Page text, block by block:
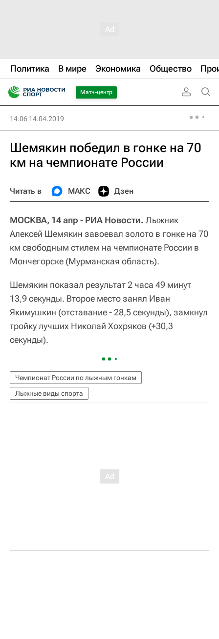
Политика В мире Экономика Общество
Матч-центр
14:06 14.04.2019
Шемякин победил в гонке на 70
км на чемпионате России
Читать в МАКС Дзен
МОСКВА, 14 апр - РИА Новости. Лыжник
Алексей Шемякин завоевал золото в гонке на 70
км свободным стилем на чемпионате России в
Мончегорске (Мурманская область).
Шемякин показал результат 2 часа 49 минут
13,9 секунды. Второе место занял Иван
Якимушкин (отставание - 28,5 секунды), замкнул
тройку лучших Николай Хохряков (+30,3
секунды).
Чемпионат России по лыжным гонкам
Лыжные виды спорта